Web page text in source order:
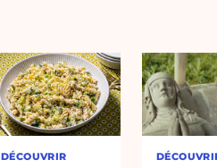
DÉCOUVRIR